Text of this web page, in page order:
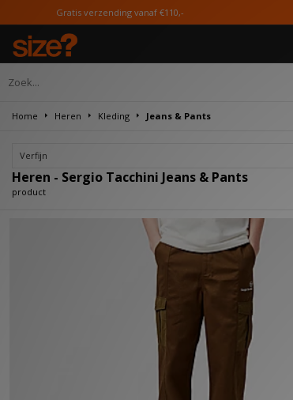
Gratis verzending vanaf €110,-
Home Heren Kleding Jeans & Pants
Verfijn
Heren - Sergio Tacchini Jeans & Pants
product